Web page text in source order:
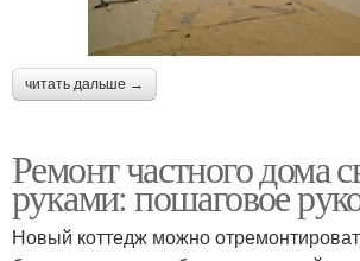
читать дальше →
Ремонт частного дома
руками: пошаговое
Новый коттедж можно